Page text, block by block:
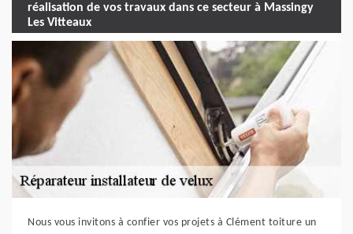
réalisation de vos travaux dans ce secteur à Massingy
Les Vitteaux
Nous vous invitons à confier vos projets à Clément toiture un